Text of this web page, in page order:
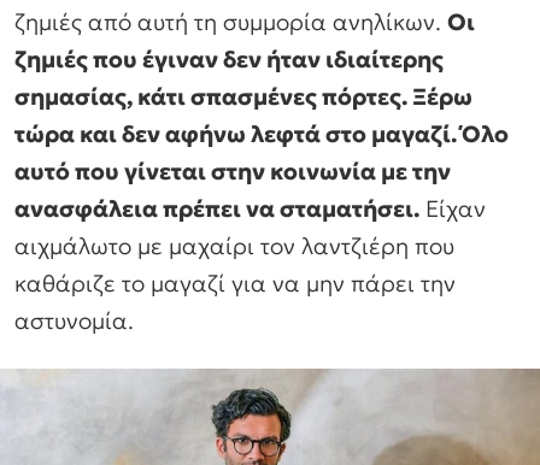
ζημιές από αυτή τη συμμορία ανηλίκων. Οι
ζημιές που έγιναν δεν ήταν ιδιαίτερης
σημασίας, κάτι σπασμένες πόρτες. Ξέρω
τώρα και δεν αφήνω λεφτά στο μαγαζί. Όλο
αυτό που γίνεται στην κοινωνία με την
ανασφάλεια πρέπει να σταματήσει. Είχαν
αιχμάλωτο με μαχαίρι τον λαντζιέρη που
καθάριζε το μαγαζί για να μην πάρει την
αστυνομία.